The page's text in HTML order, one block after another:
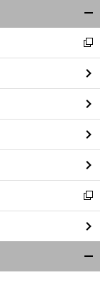
前
閉
る
新
し
い
ウ
ィ
ン
ド
ウ
で
開
く
新
し
い
ウ
ィ
ン